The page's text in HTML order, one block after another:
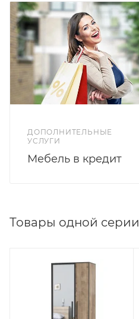
ДОПОЛНИТЕЛЬНЫЕ
УСЛУГИ
Мебель в кредит
Товары одной серии